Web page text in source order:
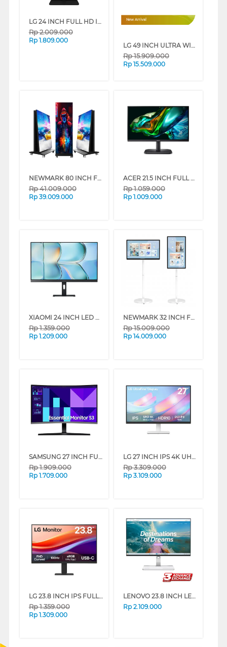
LG 24 INCH FULL HD IPS MONITOR 24BA550-B_G3
Rp2.009.000
Rp 1.809.000
New Arrival
LG 49 INCH ULTRA WIDE DUAL QHD MONITOR 49U950A-W_G3
Rp15.909.000
Rp 15.509.000
NEWMARK 80 INCH FOLDING LED MONITOR P2 NM_FOLDLEDSCREENP2
Rp41.009.000
Rp 39.009.000
ACER 21.5 INCH FULL HD LED MONITOR EK221Q J0 UM.WE1SN.002
Rp1.059.000
Rp 1.009.000
XIAOMI 24 INCH LED MONITOR A24I A24I-ELA6416EU
Rp1.359.000
Rp 1.209.000
NEWMARK 32 INCH FLEXIBLE SMART SCREEN LED MONITOR SMARTSCREEN32INCH
Rp15.009.000
Rp 14.009.000
SAMSUNG 27 INCH FULL HD CURVED MONITOR S39GD LS27D396GAEXXD_S2
Rp1.909.000
Rp 1.709.000
LG 27 INCH IPS 4K UHD ULTRAFINE MONITOR 27US500-W_DS
Rp3.309.000
Rp 3.109.000
LG 23.8 INCH IPS FULL HD CURVED MONITOR 24U421A-B_DS
Rp1.359.000
Rp 1.309.000
LENOVO 23.8 INCH LED MONITOR L24D-4C 67DCUAC6WW
Rp 2.109.000